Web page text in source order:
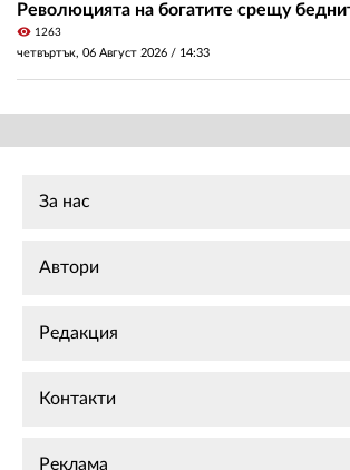
Революцията на богатите срещу
visibility 1263
четвъртък, 06 Август 2026 / 14:33
За нас
Автори
Редакция
Контакти
Реклама